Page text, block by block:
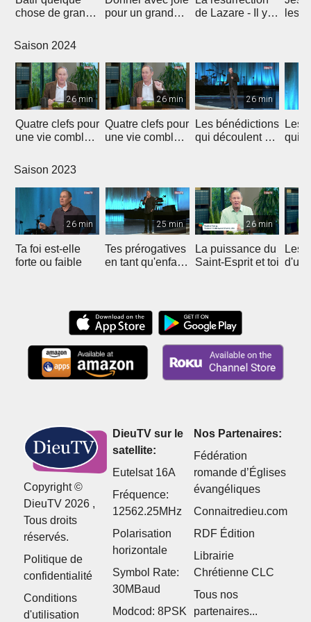
chose de grand -
don
pour un grand
de Lazare - Il y a
les
Saison 2024
26 min
Quatre clefs pour
une vie comblée
26 min
Quatre clefs pour
une vie comblée
26 min
Les bénédictions
qui découlent de
Les
qui
Saison 2023
26 min
Ta foi est-elle
forte ou faible
25 min
Tes prérogatives
en tant qu'enfant
26 min
La puissance du
Saint-Esprit et toi
Les
d'un
Copyright ©
DieuTV 2026 ,
Tous droits
réservés.
Politique de
confidentialité
Conditions
d'utilisation
DieuTV sur le
satellite:
Eutelsat 16A
Fréquence:
12562.25MHz
Polarisation
horizontale
Symbol Rate:
30MBaud
Modcod: 8PSK
Nos Partenaires:
Fédération
romande d’Églises
évangéliques
Connaitredieu.com
RDF Édition
Librairie
Chrétienne CLC
Tous nos
partenaires...